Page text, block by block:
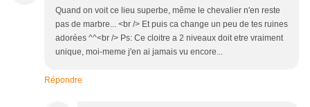
Quand on voit ce lieu superbe, même le chevalier n'en reste
pas de marbre... <br /> Et puis ca change un peu de tes ruines
adorées ^^<br /> Ps: Ce cloitre a 2 niveaux doit etre vraiment
unique, moi-meme j'en ai jamais vu encore...
Répondre